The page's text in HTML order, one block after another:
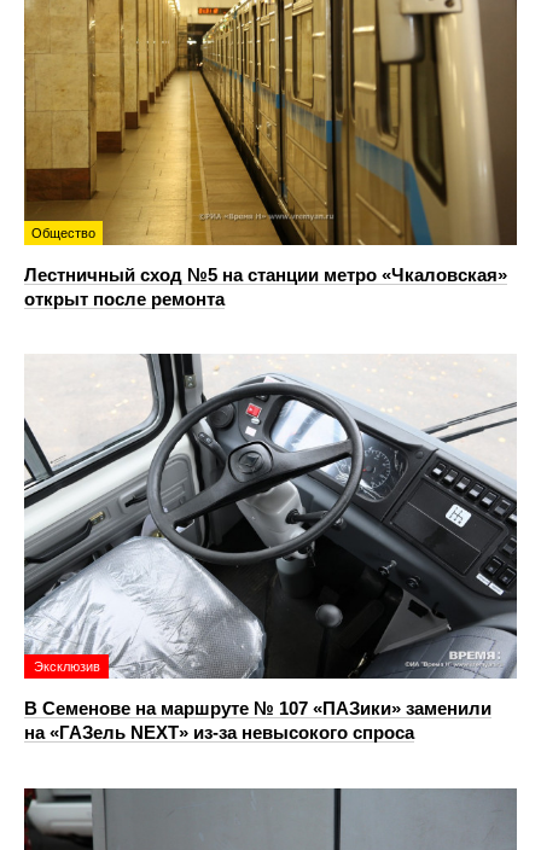
Общество
Лестничный сход №5 на станции метро «Чкаловская»
открыт после ремонта
Эксклюзив
В Семенове на маршруте № 107 «ПАЗики» заменили
на «ГАЗель NEXT» из‑за невысокого спроса